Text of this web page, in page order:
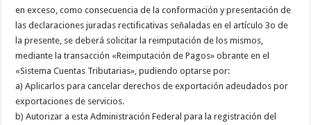
en exceso, como consecuencia de la conformación y presentación de
las declaraciones juradas rectificativas señaladas en el artículo 3o de
la presente, se deberá solicitar la reimputación de los mismos,
mediante la transacción «Reimputación de Pagos» obrante en el
«Sistema Cuentas Tributarias», pudiendo optarse por:
a) Aplicarlos para cancelar derechos de exportación adeudados por
exportaciones de servicios.
b) Autorizar a esta Administración Federal para la registración del